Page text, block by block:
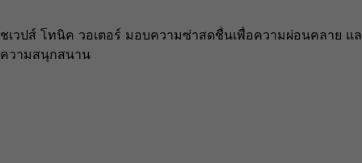
ชเวปส์ โทนิค วอเตอร์ มอบความซ่าสดชื่นเพื่อความผ่อนคลาย แ
ความสนุกสนาน